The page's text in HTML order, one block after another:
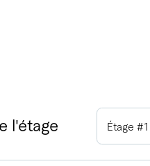
l'étage Étage #1